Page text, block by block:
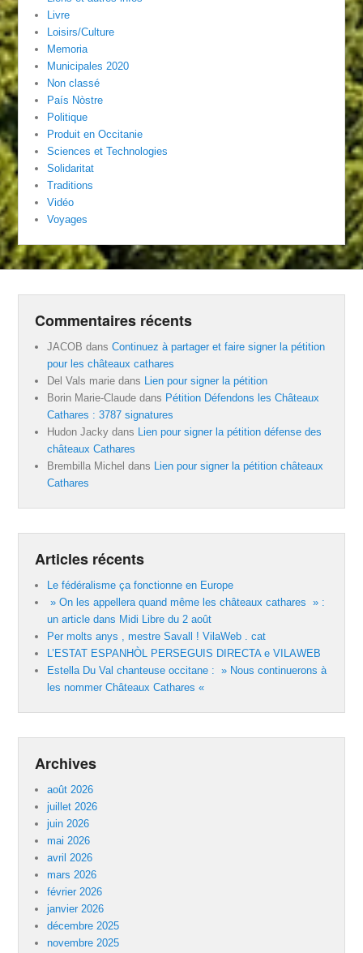
Livre
Loisirs/Culture
Memoria
Municipales 2020
Non classé
País Nòstre
Politique
Produit en Occitanie
Sciences et Technologies
Solidaritat
Traditions
Vidéo
Voyages
Commentaires récents
JACOB dansContinuez à partager et faire signer la pétition
pour les châteaux cathares
Del Vals marie dans Lien pour signer la pétition
Borin Marie-Claude dans Pétition Défendons les Châteaux
Cathares : 3787 signatures
Hudon Jacky dans Lien pour signer la pétition défense des
châteaux Cathares
Brembilla Michel dans Lien pour signer la pétition châteaux
Cathares
Articles récents
Le fédéralisme ça fonctionne en Europe
» On les appellera quand même les châteaux cathares » :
un article dans Midi Libre du 2 août
Per molts anys , mestre Savall ! VilaWeb . cat
L’ESTAT ESPANHÒL PERSEGUIS DIRECTA e VILAWEB
Estella Du Val chanteuse occitane : » Nous continuerons à
les nommer Châteaux Cathares «
Archives
août 2026
juillet 2026
juin 2026
mai 2026
avril 2026
mars 2026
février 2026
janvier 2026
décembre 2025
novembre 2025